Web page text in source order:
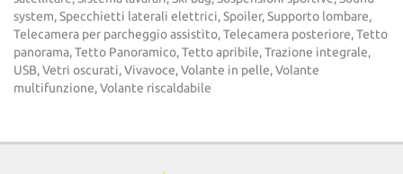
system, Specchietti laterali elettrici, Spoiler, Supporto lombare,
Telecamera per parcheggio assistito, Telecamera posteriore, Tetto
panorama, Tetto Panoramico, Tetto apribile, Trazione integrale,
USB, Vetri oscurati, Vivavoce, Volante in pelle, Volante
multifunzione, Volante riscaldabile